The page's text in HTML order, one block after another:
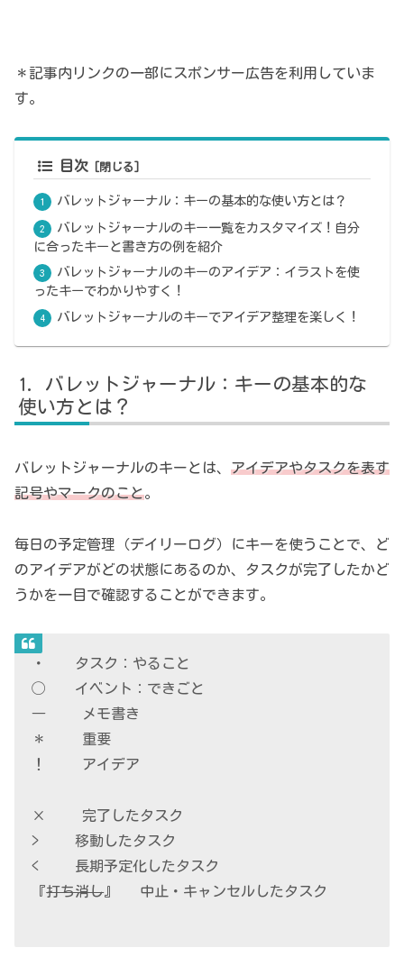
＊記事内リンクの一部にスポンサー広告を利用していま
す。
目次
バレットジャーナル：キーの基本的な使い方とは？
バレットジャーナルのキー一覧をカスタマイズ！自分
に合ったキーと書き方の例を紹介
バレットジャーナルのキーのアイデア：イラストを使
ったキーでわかりやすく！
バレットジャーナルのキーでアイデア整理を楽しく！
バレットジャーナル：キーの基本的な
使い方とは？
バレットジャーナルのキーとは、 アイデアやタスクを表す
記号やマークのこと。
毎日の予定管理（デイリーログ）にキーを使うことで、ど
のアイデアがどの状態にあるのか、タスクが完了したかど
うかを一目で確認することができます。
・ タスク：やること
◯ イベント：できごと
― メモ書き
＊ 重要
！ アイデア
× 完了したタスク
> 移動したタスク
< 長期予定化したタスク
『打ち消し』 中止・キャンセルしたタスク